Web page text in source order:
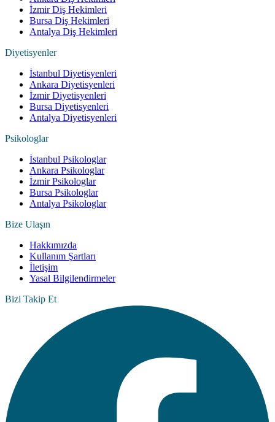
İzmir Diş Hekimleri
Bursa Diş Hekimleri
Antalya Diş Hekimleri
Diyetisyenler
İstanbul Diyetisyenleri
Ankara Diyetisyenleri
İzmir Diyetisyenleri
Bursa Diyetisyenleri
Antalya Diyetisyenleri
Psikologlar
İstanbul Psikologlar
Ankara Psikologlar
İzmir Psikologlar
Bursa Psikologlar
Antalya Psikologlar
Bize Ulaşın
Hakkımızda
Kullanım Şartları
İletişim
Yasal Bilgilendirmeler
Bizi Takip Et